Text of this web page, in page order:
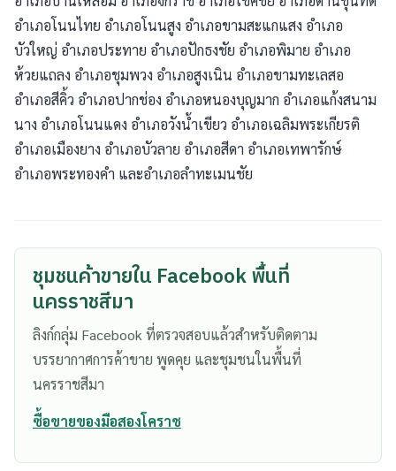
อำเภอโนนไทย อำเภอโนนสูง อำเภอขามสะแกแสง อำเภอ
บัวใหญ่ อำเภอประทาย อำเภอปักธงชัย อำเภอพิมาย อำเภอ
ห้วยแถลง อำเภอชุมพวง อำเภอสูงเนิน อำเภอขามทะเลสอ
อำเภอสีคิ้ว อำเภอปากช่อง อำเภอหนองบุญมาก อำเภอแก้งสนาม
นาง อำเภอโนนแดง อำเภอวังน้ำเขียว อำเภอเฉลิมพระเกียรติ
อำเภอเมืองยาง อำเภอบัวลาย อำเภอสีดา อำเภอเทพารักษ์
อำเภอพระทองคำ และอำเภอลำทะเมนชัย
ชุมชนค้าขายใน Facebook พื้นที่
นครราชสีมา
ลิงก์กลุ่ม Facebook ที่ตรวจสอบแล้วสำหรับติดตาม
บรรยากาศการค้าขาย พูดคุย และชุมชนในพื้นที่
นครราชสีมา
ซื้อขายของมือสองโคราช